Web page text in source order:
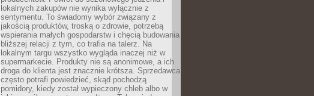
lokalnych zakupów nie wynika wyłącznie z
sentymentu. To świadomy wybór związany z
jakością produktów, troską o zdrowie, potrzebą
wspierania małych gospodarstw i chęcią budowania
bliższej relacji z tym, co trafia na talerz. Na
lokalnym targu wszystko wygląda inaczej niż w
supermarkecie. Produkty nie są anonimowe, a ich
droga do klienta jest znacznie krótsza. Sprzedawca
często potrafi powiedzieć, skąd pochodzą
pomidory, kiedy został wypieczony chleb albo w